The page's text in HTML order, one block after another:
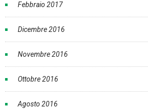
Febbraio 2017
Dicembre 2016
Novembre 2016
Ottobre 2016
Agosto 2016